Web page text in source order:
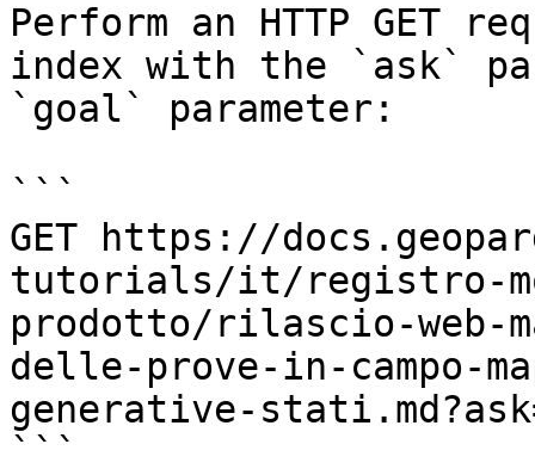
Perform an HTTP GET
index with the `ask`
`goal` parameter:
```
GET https://
tutorials/it/registro-
prodotto/rilascio-web-
delle-prove-in-campo-
generative-
```